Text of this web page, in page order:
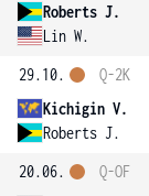
Roberts J.
Lin W.
29.10.
Kichigin V.
Roberts J.
Q-2K
20.06.
Q-OF